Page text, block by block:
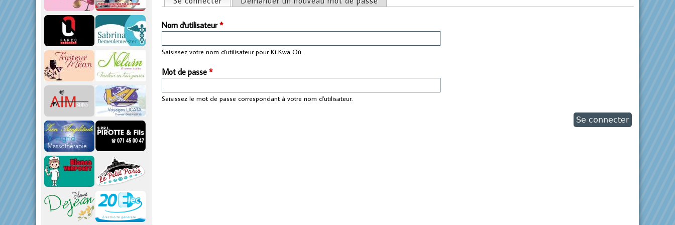
Onglets principaux
Nom d'utilisateur*
Saisissez votre nom d'utilisateur pour Ki Kwa Où.
Mot de passe *
Saisissez le mot de passe correspondant à votre nom d'utilisateur.
p
r
c
p
a